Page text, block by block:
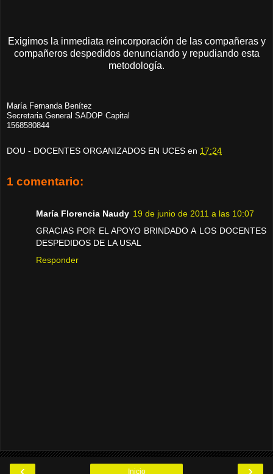
Exigimos la inmediata reincorporación de las compañeras y
compañeros despedidos denunciando y repudiando esta
metodología.
María Fernanda Benítez
Secretaria General SADOP Capital
1568580844
DOU - DOCENTES ORGANIZADOS EN UCES en 17:24
1 comentario:
María Florencia Naudy 19 de junio de 2011 a las 10:07
GRACIAS POR EL APOYO BRINDADO A LOS DOCENTES
DESPEDIDOS DE LA USAL
Responder
Inicio